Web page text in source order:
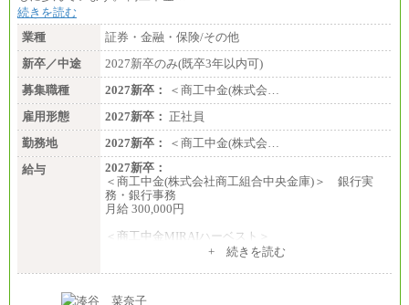
※詳細はJTBキャリアサイトよりご確認ください。
■I&Jデジタルイノベーション(株)
総合職 月給224,500～242,600円＋地域手当
※詳細はJTBキャリアサイトよりご確認ください。
＜有期社員コース＞
■(株)JTBビジネストランスフォーム
有期契約職 月給185,000～195,000円
※詳細はJTBキャリアサイトよりご確認ください。
■(株)JTBパブリッシング ※2027年新卒募集終了
総合職 月給241,000円
中途：
①月給227,000円以上
②月給212,000円以上
④月給23万円～37万円
⑤月給20万円～25万円
⑦月給271,000円以上
続きを読む
業種
証券・金融・保険/その他
新卒／中途
2027新卒のみ(既卒3年以内可)
募集職種
2027新卒：
＜商工中金(株式会…
雇用形態
2027新卒： 正社員
勤務地
2027新卒：
＜商工中金(株式会…
給与
2027新卒：
＜商工中金(株式会社商工組合中央金庫)＞ 銀行実
務・銀行事務
月給 300,000円
＜商工中金MIRAIハーベスト＞
+ 続きを読む